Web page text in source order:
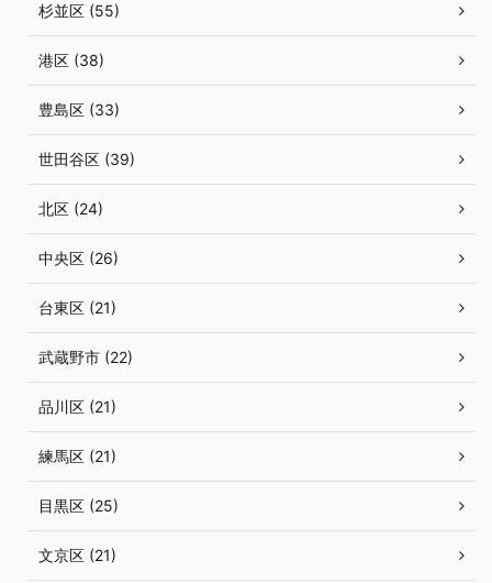
杉並区 (55)
港区 (38)
豊島区 (33)
世田谷区 (39)
北区 (24)
中央区 (26)
台東区 (21)
武蔵野市 (22)
品川区 (21)
練馬区 (21)
目黒区 (25)
文京区 (21)